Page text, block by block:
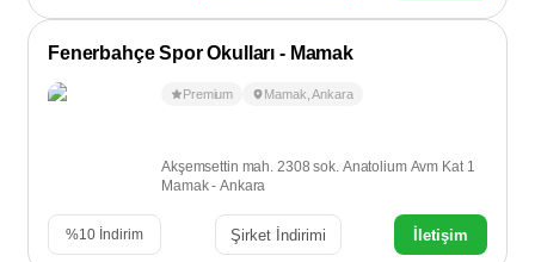
Fenerbahçe Spor Okulları - Mamak
Premium Mamak ,Ankara
Akşemsettin mah. 2308 sok. Anatolium Avm Kat 1
Mamak - Ankara
%10 İndirim Şirket İndirimi İletişim